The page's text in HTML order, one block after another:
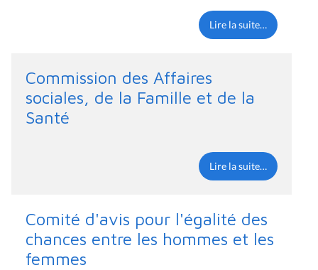
Lire la suite…
Commission des Affaires
sociales, de la Famille et de la
Santé
Lire la suite…
Comité d'avis pour l'égalité des
chances entre les hommes et les
femmes